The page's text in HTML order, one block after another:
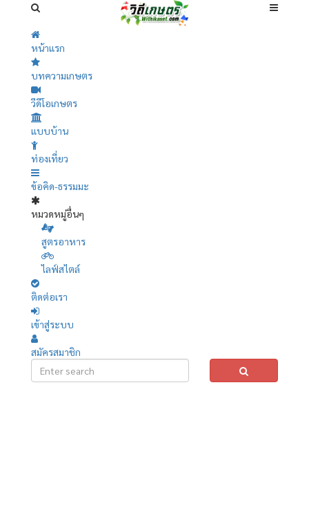
หน้าแรก
บทความเกษตร
วีดีโอเกษตร
แบบบ้าน
ท่องเที่ยว
ข้อคิด-ธรรมมะ
หมวดหมู่อื่นๆ
สูตรอาหาร
ไลฟ์สไตล์
ติดต่อเรา
เข้าสู่ระบบ
สมัครสมาชิก